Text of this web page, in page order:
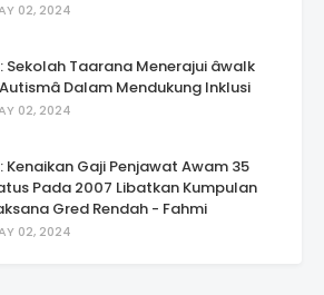
02, 2024
Sekolah Taarana Menerajui âwalk
Dalam Mendukung Inklusi
02, 2024
Kenaikan Gaji Penjawat Awam 35
Pada 2007 Libatkan Kumpulan
Gred Rendah - Fahmi
02, 2024